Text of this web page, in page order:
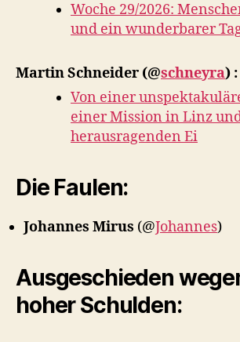
Woche 29/2026:
und ein wunderbarer
Martin Schneider (@schneyra) :
Von einer
einer Mission in Linz
herausragenden Ei
Die Faulen:
Johannes Mirus (@Johannes)
Ausgeschieden
hoher Schulden: